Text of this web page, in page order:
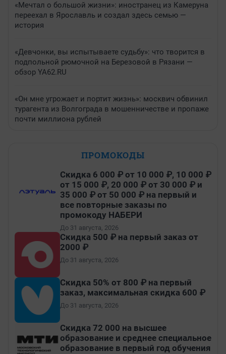
«Мечтал о большой жизни»: иностранец из Камеруна
переехал в Ярославль и создал здесь семью —
история
«Девчонки, вы испытываете судьбу»: что творится в
подпольной рюмочной на Березовой в Рязани —
обзор YA62.RU
«Он мне угрожает и портит жизнь»: москвич обвинил
турагента из Волгограда в мошенничестве и пропаже
почти миллиона рублей
ПРОМОКОДЫ
Скидка 6 000 ₽ от 10 000 ₽, 10 000 ₽
от 15 000 ₽, 20 000 ₽ от 30 000 ₽ и
35 000 ₽ от 50 000 ₽ на первый и
все повторные заказы по
промокоду НАБЕРИ
До 31 августа, 2026
Скидка 500 ₽ на первый заказ от
2000 ₽
До 31 августа, 2026
Скидка 50% от 800 ₽ на первый
заказ, максимальная скидка 600 ₽
До 31 августа, 2026
Скидка 72 000 на высшее
образование и среднее специальное
образование в первый год обучения